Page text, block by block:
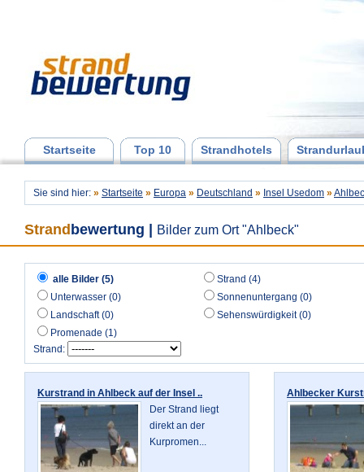
Startseite Top 10 Strandhotels
Sie sind hier: » Startseite » Europa » Deutschland » Insel Usedom »
Strand bewertung Bilder zum Ort "Ahlbeck"
alle Bilder (5)
Strand (4)
Unterwasser (0)
Sonnenuntergang (0)
Landschaft (0)
Sehenswürdigkeit (0)
Promenade (1)
Strand:
Kurstrand in Ahlbeck auf der Insel ..
Der Strand liegt
direkt an der
Kurpromen...
Ahlbecker